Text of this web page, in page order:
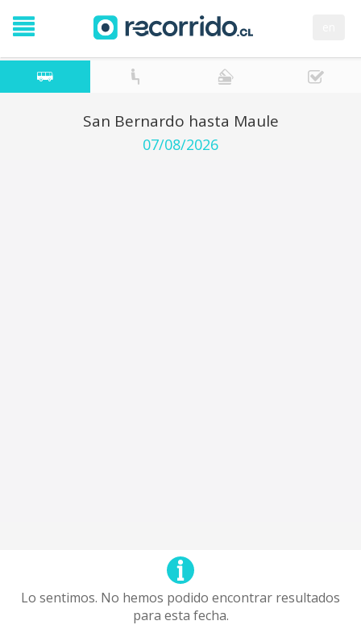
San Bernardo hasta Maule
07/08/2026
Lo sentimos. No hemos podido encontrar resultados
para esta fecha.